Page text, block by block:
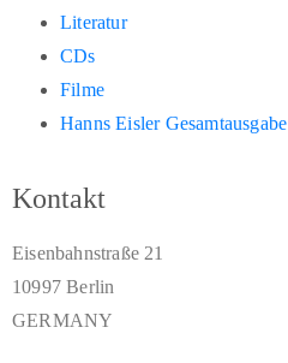
Literatur
CDs
Filme
Hanns Eisler Gesamtausgabe
Kontakt
Eisenbahnstraße 21
10997 Berlin
GERMANY